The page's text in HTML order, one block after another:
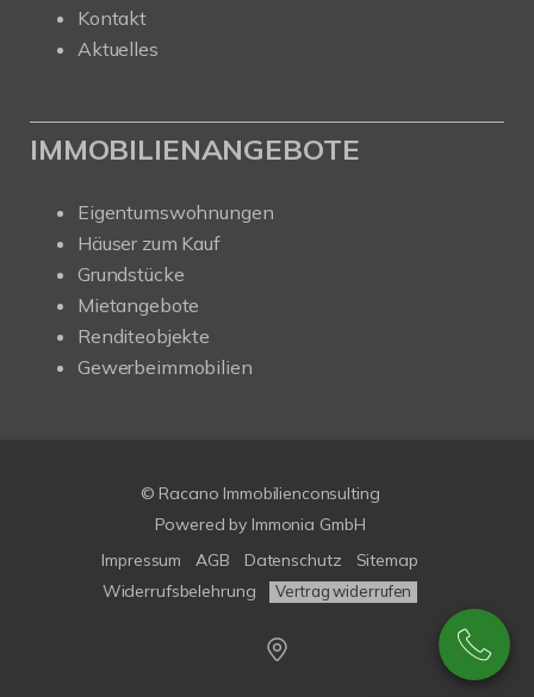
Kontakt
Aktuelles
IMMOBILIENANGEBOTE
Eigentumswohnungen
Häuser zum Kauf
Grundstücke
Mietangebote
Renditeobjekte
Gewerbeimmobilien
© Racano Immobilienconsulting
Powered by Immonia GmbH
Impressum
AGB Datenschutz
Sitemap
Widerrufsbelehrung
Vertrag widerrufen